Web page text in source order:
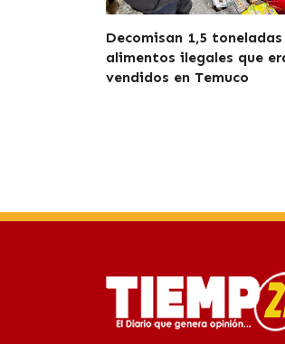
Decomisan 1,5
alimentos ilegales que
vendidos en Temuco